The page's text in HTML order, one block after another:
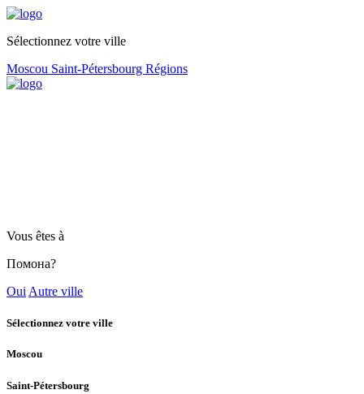
Sélectionnez votre ville
Moscou Saint-Pétersbourg Régions
Vous êtes à
Помона?
Oui Autre ville
Sélectionnez votre ville
Moscou
Saint-Pétersbourg